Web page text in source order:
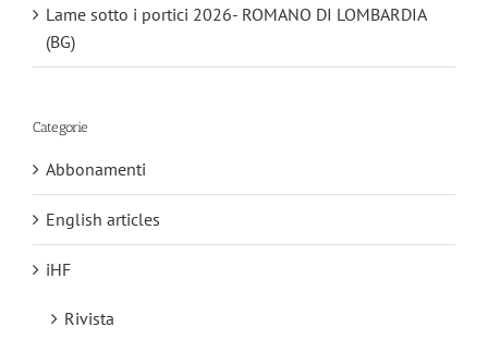
Lame sotto i portici 2026- ROMANO DI LOMBARDIA
(BG)
Categorie
Abbonamenti
English articles
iHF
Rivista